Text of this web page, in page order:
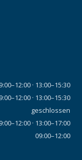
· 13:00–15:30
· 13:00–15:30
geschlossen
· 13:00–17:00
09:00–12:00